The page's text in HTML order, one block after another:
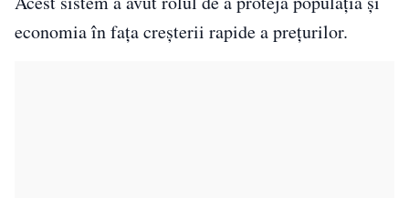
economia în fața creșterii rapide a prețurilor.